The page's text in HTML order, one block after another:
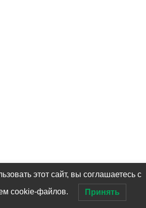
этот сайт, вы соглашаетесь с
cookie-файлов. Принять